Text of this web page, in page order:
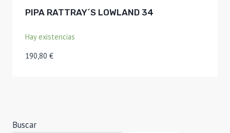
PIPA RATTRAY´S LOWLAND 34
Hay existencias
190,80 €
Buscar